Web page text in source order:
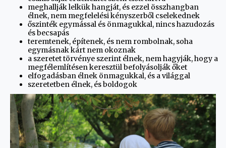
meghallják lelkük hangját, és ezzel összhangban
élnek, nem megfelelési kényszerből cselekednek
őszinték egymással és önmagukkal, nincs hazudozás
és becsapás
teremtenek, építenek, és nem rombolnak, soha
egymásnak kárt nem okoznak
a szeretet törvénye szerint élnek, nem hagyják, hogy a
megfélemlítésen keresztül befolyásolják őket
elfogadásban élnek önmagukkal, és a világgal
szeretetben élnek, és boldogok